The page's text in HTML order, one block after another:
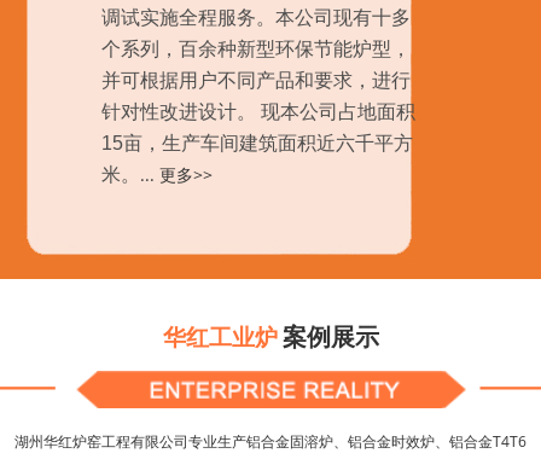
调试实施全程服务。本公司现有十多
个系列，百余种新型环保节能炉型，
并可根据用户不同产品和要求，进行
针对性改进设计。 现本公司占地面积
15亩，生产车间建筑面积近六千平方
米。 ... 更多>>
华红工业炉案例展示
湖州华红炉窑工程有限公司专业生产铝合金固溶炉、铝合金时效炉、铝合金T4T6